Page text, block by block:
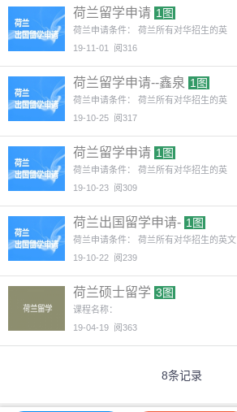
荷兰留学申请 1图
荷兰申请条件： 荷兰所有对华招生的英
19-11-01
阅316
荷兰留学申请--鑫泉 1图
荷兰申请条件： 荷兰所有对华招生的英
19-10-25 阅317
荷兰留学申请 1图
荷兰申请条件： 荷兰所有对华招生的英
19-10-23 阅309
荷兰出国留学申请- 1图
荷兰申请条件： 荷兰所有对华招生的英文
19-10-22 阅239
荷兰硕士留学 3图
课程名称：
19-04-19 阅363
8条记录